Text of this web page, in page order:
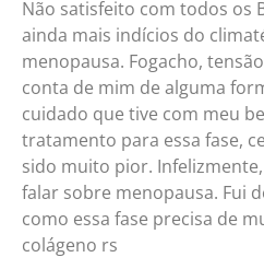
Não satisfeito com todos os
ainda mais indícios do
menopausa. Fogacho,
conta de mim de alguma
cuidado que tive com meu
tratamento para essa fase,
sido muito pior.
falar sobre menopausa. Fui
como essa fase precisa de
colágeno rs